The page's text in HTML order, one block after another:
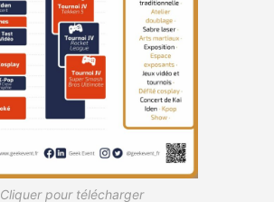
Cliquer pour télécharger